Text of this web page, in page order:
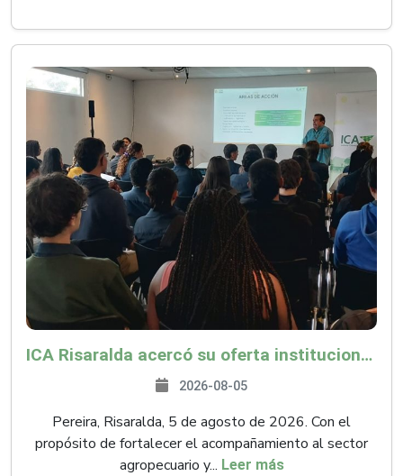
ICA Risaralda acercó su oferta institucional a productores y emprendedores en Expocamello
2026-08-05
Pereira, Risaralda, 5 de agosto de 2026. Con el
propósito de fortalecer el acompañamiento al sector
agropecuario y... Leer más